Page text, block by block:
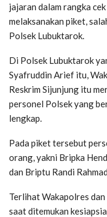
jajaran dalam rangka
melaksanakan piket,
Polsek Lubuktarok.
Di Polsek Lubuktarok
Syafruddin Arief itu,
Reskrim Sijunjung itu
personel Polsek yang
lengkap.
Pada piket tersebut
orang, yakni Bripka
dan Briptu Randi
Terlihat Wakapolres
saat ditemukan